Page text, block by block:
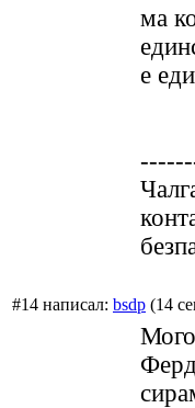
ма
е
#14 написал: bsdp (14